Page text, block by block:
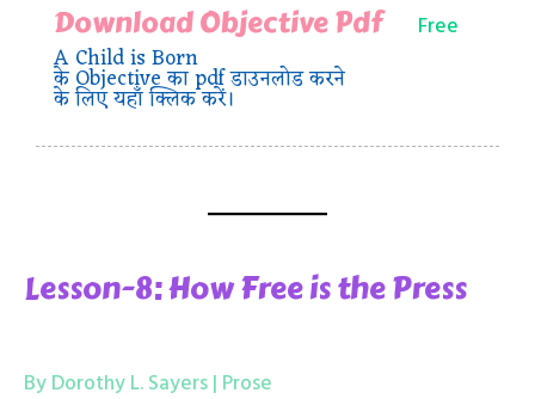
Download Objective Pdf
A Child is Born
के Objective का pdf डाउनलोड करने
के लिए यहाँ क्लिक करें।
Free
Lesson-8: How Free is the Press
By Dorothy L. Sayers | Prose